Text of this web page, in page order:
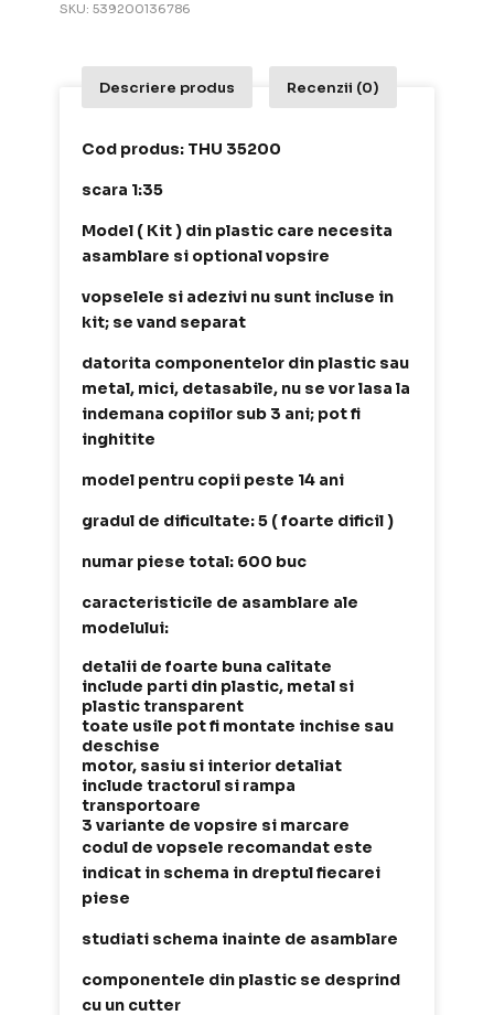
SKU: 539200136786
Descriere produs Recenzii (0)
Cod produs: THU 35200
scara 1:35
Model ( Kit ) din plastic care necesita
asamblare si optional vopsire
vopselele si adezivi nu sunt incluse in
kit; se vand separat
datorita componentelor din plastic sau
metal, mici, detasabile, nu se vor lasa la
indemana copiilor sub 3 ani; pot fi
inghitite
model pentru copii peste 14 ani
gradul de dificultate: 5 ( foarte dificil )
numar piese total: 600 buc
caracteristicile de asamblare ale
modelului:
detalii de foarte buna calitate
include parti din plastic, metal si
plastic transparent
toate usile pot fi montate inchise sau
deschise
motor, sasiu si interior detaliat
include tractorul si rampa
transportoare
3 variante de vopsire si marcare
codul de vopsele recomandat este
indicat in schema in dreptul fiecarei
piese
studiati schema inainte de asamblare
componentele din plastic se desprind
cu un cutter